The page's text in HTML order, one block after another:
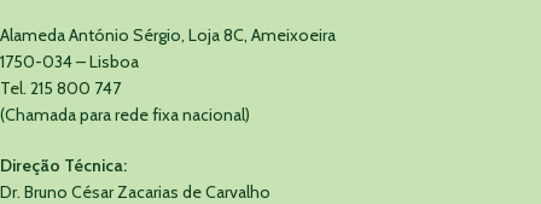
Alameda António Sérgio, Loja 8C, Ameixoeira
1750-034 – Lisboa
Tel. 215 800 747
(Chamada para rede fixa nacional)
Direção Técnica:
Dr. Bruno César Zacarias de Carvalho